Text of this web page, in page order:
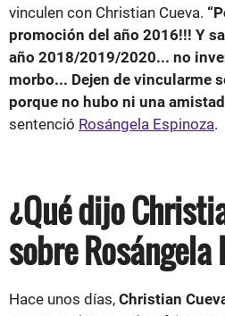
vinculen con Christian Cueva.
promoción del año 2016!!! Y
año 2018/2019/2020... no
morbo... Dejen de vincularme
porque no hubo ni una
sentenció Rosángela Espinoza.
¿Qué dijo
sobre Rosángela
Hace unos días, Christian